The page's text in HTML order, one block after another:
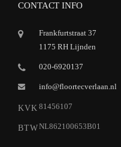
CONTACT INFO
Frankfurtstraat 37
1175 RH Lijnden
020-6920137
info@floortecverlaan.nl
KVK 81456107
BTWNL862100653B01